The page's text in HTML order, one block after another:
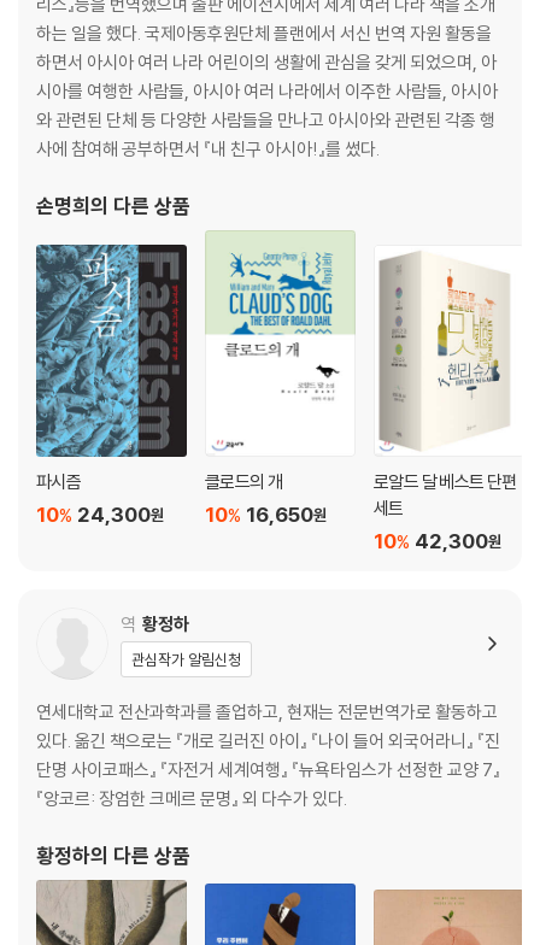
05 신문배달소년의 죽음
일요일 아침의 공포
범인상을 그려나가다
다시 찾아온 악몽
소년을 향한 범죄 환상
마지막에 발견한 최초의 살인
06 범죄 유형의 두 얼굴
조직적 범죄와 비조직적 범죄
철저한 계획 아래 움직이는 괴물들
여자를 향한 분노
숲 속에서 탈출한 두 여인
비조직적 살인범의 엽기 행각
07 프로파일링이 보여준 성과들
대통령 암살범 존 힝클리
피를 마시는 변태성욕자
백화점에서 사라진 아이
08 상상을 뛰어넘는 범죄 조작 패턴
스타킹 살인사건
‘살인마 잭’의 정체
가짜 협박전화
아직 살아 있다는 희망으로
제3의 범죄조작극
하는 일을 했다. 국제아동후원단체 플랜에서 서신 번역 자원 활동을
하면서 아시아 여러 나라 어린이의 생활에 관심을 갖게 되었으며, 아
시아를 여행한 사람들, 아시아 여러 나라에서 이주한 사람들, 아시아
와 관련된 단체 등 다양한 사람들을 만나고 아시아와 관련된 각종 행
사에 참여해 공부하면서 『내 친구 아시아!』를 썼다.
손명희의 다른 상품
파시즘
24,300원
10%
클로드의 개
16,650원
10%
로알드 달 베스트 단편
세트
42,300원
10%
역 황정하
관심작가 알림신청
연세대학교 전산과학과를 졸업하고, 현재는 전문번역가로 활동하고
있다. 옮긴 책으로는 『개로 길러진 아이』 『나이 들어 외국어라니』 『진
단명 사이코패스』 『자전거 세계여행』 『뉴욕타임스가 선정한 교양 7』
『앙코르: 장엄한 크메르 문명』 외 다수가 있다.
황정하의 다른 상품